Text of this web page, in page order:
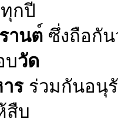
กปี
านต ซึ่งถือกั
บวัด
รร่วมกันอนุ
สืบ